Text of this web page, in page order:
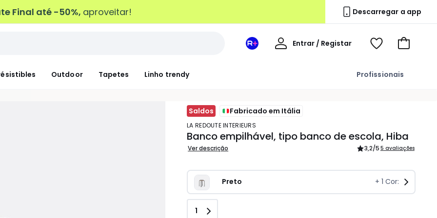
Final até -50%, aproveitar! Descarregar a app
Outdoor Tapetes Linho trendy Profissionais
Espaço
Entrar / Registar
Voir
Ir
carrinho
Saldos Fabricado em Itália
LA REDOUTE INTERIEURS
Banco empilhável, tipo banco de escola, Hiba
Ver descrição 3,2/5 5 avaliações
Preto + 1 Cor:
Quantidade
1